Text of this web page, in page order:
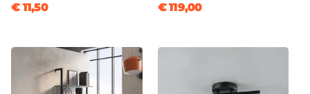
€ 11,50 € 119,00